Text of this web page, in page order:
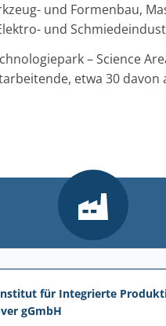
und Formenbau,
und
– Science
etwa 30 davon
für Integrierte
gGmbH